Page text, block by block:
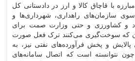
با قاچاق کالا و ارز در دادستانی کل
سازمان‌های راهداری، شهرداری‌ها و
و کشاورزی و حتی وزارت صمت برای
که سوخت‌گیری می‌کنند ترک فعل صورت
و پخش فرآورده‌های نفتی نیز، به
نتوانسته است که اتصال سامانه‌های